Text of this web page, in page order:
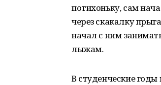
потихоньку, сам
через скакалку
начал с ним
лыжам.
В студенческие